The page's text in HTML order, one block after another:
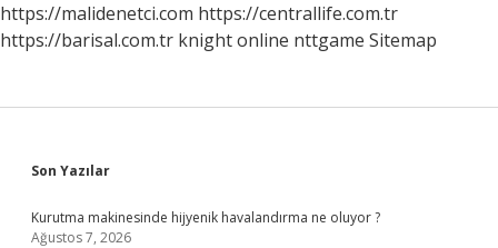
https://malidenetci.com https://centrallife.com.tr
https://barisal.com.tr knight online nttgame Sitemap
Sidebar
Son Yazılar
Kurutma makinesinde hijyenik havalandırma ne oluyor ?
Ağustos 7, 2026